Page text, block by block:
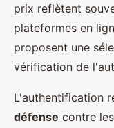
prix reflètent
plateformes en
proposent une
vérification de
L'authentification
défense contre